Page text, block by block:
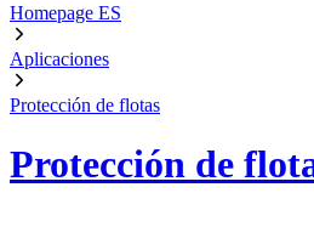
Homepage ES
Aplicaciones
Protección de flotas
Protección de